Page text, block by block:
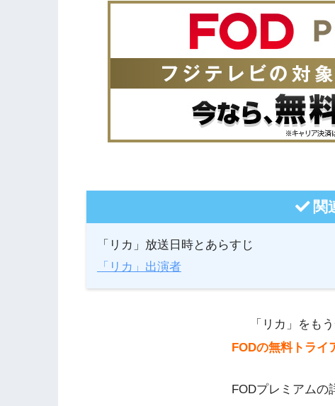
関
「リカ」放送日時とあらすじ
「リカ」出演者
「リカ」をも
FODの無料トライ
FODプレミアムの